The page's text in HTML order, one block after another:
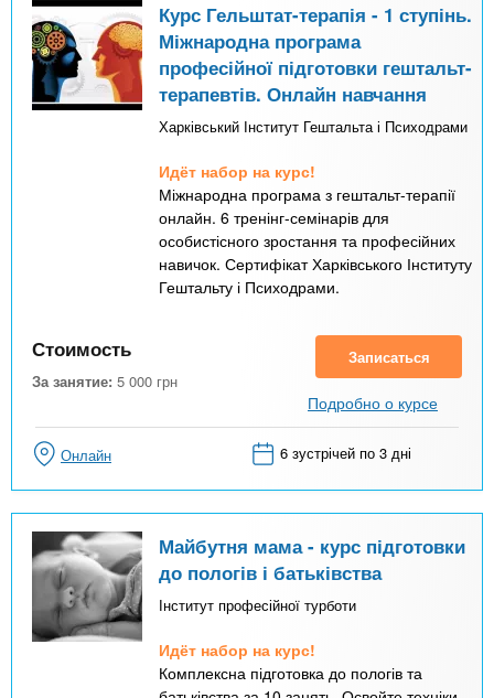
Курс Гельштат-терапія - 1 ступінь.
Міжнародна програма
професійної підготовки гештальт-
терапевтів. Онлайн навчання
Харківський Інститут Гештальта і Психодрами
Идёт набор на курс!
Міжнародна програма з гештальт-терапії
онлайн. 6 тренінг-семінарів для
особистісного зростання та професійних
навичок. Сертифікат Харківського Інституту
Гештальту і Психодрами.
Стоимость
За занятие: 5 000 грн
Записаться
Подробно о курсе
Онлайн 6 зустрічей по 3 дні
Майбутня мама - курс підготовки
до пологів і батьківства
Інститут професійної турботи
Идёт набор на курс!
Комплексна підготовка до пологів та